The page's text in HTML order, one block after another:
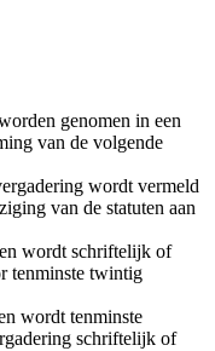
genomen in een
van de volgende
wordt vermeld
van de statuten aan
wordt schriftelijk of
tenminste twintig
wordt tenminste
schriftelijk of